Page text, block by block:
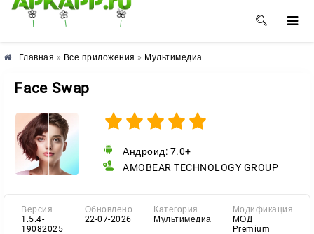
🌸 🌼 🌺
Главная » Все приложения » Мультимедиа
Face Swap
Андроид: 7.0+
AMOBEAR TECHNOLOGY GROUP
Версия
1.5.4-
19082025
Обновлено
22-07-2026
Категория
Мультимедиа
Модификация
МОД –
Premium